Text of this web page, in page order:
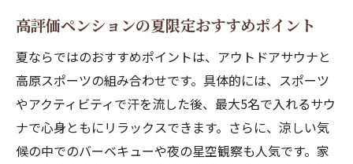
高評価ペンションの夏限定おすすめポイント
夏ならではのおすすめポイントは、アウトドアサウナと
高原スポーツの組み合わせです。具体的には、スポーツ
やアクティビティで汗を流した後、最大5名で入れるサウ
ナで心身ともにリラックスできます。さらに、涼しい気
候の中でのバーベキューや夜の星空観察も人気です。家